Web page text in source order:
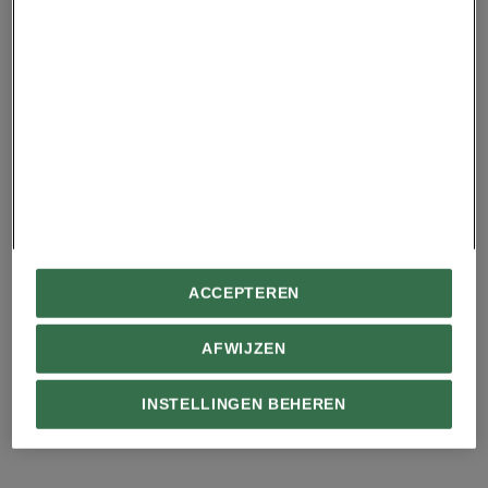
destructieve stormen
een half continent
verderop versterken
maken| National
Geographic
INSTELLINGEN BEHEREN
AFWIJZEN
ACCEPTEREN